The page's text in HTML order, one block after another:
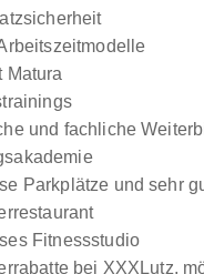
Matura
und fachliche
Parkplätze und sehr
Fitnessstudio
bei XXXLutz,